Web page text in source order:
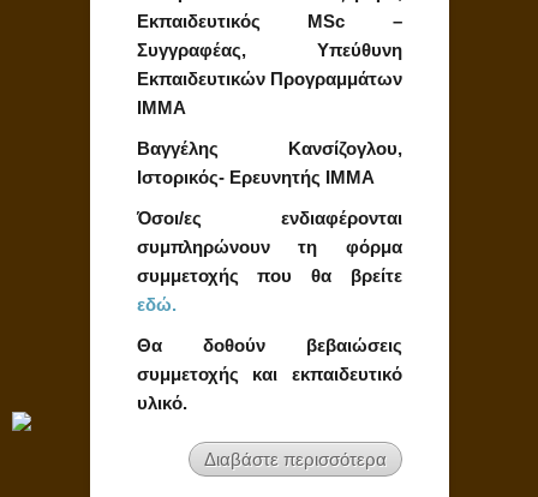
Εκπαιδευτικός MSc –
Συγγραφέας, Υπεύθυνη
Εκπαιδευτικών Προγραμμάτων
ΙΜΜΑ
Βαγγέλης Κανσίζογλου,
Ιστορικός- Ερευνητής ΙΜΜΑ
Όσοι/ες ενδιαφέρονται
συμπληρώνουν τη φόρμα
συμμετοχής που θα βρείτε
εδώ.
Θα δοθούν βεβαιώσεις
συμμετοχής και εκπαιδευτικό
υλικό.
Διαβάστε περισσότερα